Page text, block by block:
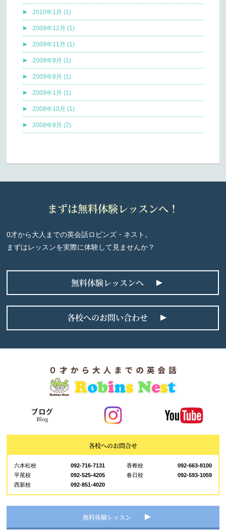
2010年1月 (1)
2009年12月 (1)
2009年11月 (1)
2009年9月 (1)
2009年8月 (1)
2009年1月 (1)
2008年10月 (1)
2008年8月 (2)
まずは無料体験レッスンへ！
0才から大人までの英会話ロビンズ・ネスト。
まずはレッスンを実際に体験して見ませんか？
無料体験レッスンへ
各校へのお問い合わせ
各校へのお問合せ
六本松校 092-716-7131 香椎校
092-663-8100
平尾校
092-525-4205 春日校
092-593-1059
西新校
092-851-4020
無料体験レッスン